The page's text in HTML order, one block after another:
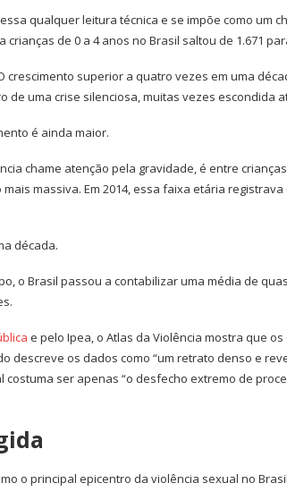
qualquer leitura técnica e se impõe como um
de 0 a 4 anos no Brasil saltou de 1.671
superior a quatro vezes em uma
de uma crise silenciosa, muitas vezes escondida
é ainda maior.
chame atenção pela gravidade, é entre
massiva. Em 2014, essa faixa etária registrava
década.
o Brasil passou a contabilizar uma média de
e pelo Ipea, o Atlas da Violência mostra que
descreve os dados como “um retrato denso e
ser apenas “o desfecho extremo de
o principal epicentro da violência sexual no